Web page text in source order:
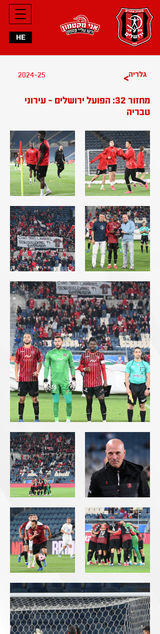
HE
2024-25 >גלריה
מחזור 32: הפועל ירושלים - עירוני
טבריה